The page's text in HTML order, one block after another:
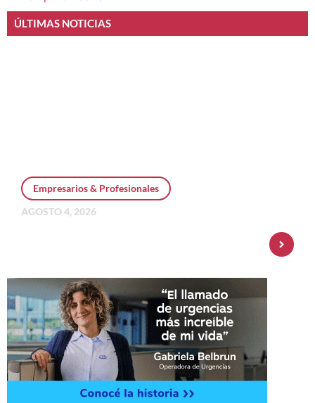
ÚLTIMAS NOTICIAS
Empresarios & Profesionales
AGOSTO 4, 2026